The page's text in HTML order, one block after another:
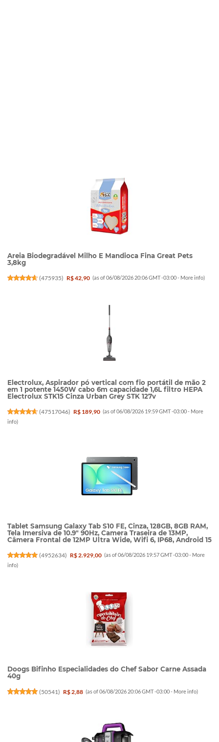
Areia Biodegradável Milho E Mandioca Fina Great Pets
3,8kg
(475935) R$ 42,90 (as of 06/08/2026 20:06 GMT -03:00 - More info)
Electrolux, Aspirador pó vertical com fio portátil de mão 2
em 1 potente 1450W cabo 6m capacidade 1,6L filtro HEPA
Electrolux STK15 Cinza Urban Grey STK 127v
(47517046) R$ 189,90 (as of 06/08/2026 19:59 GMT -03:00 - More
info)
Tablet Samsung Galaxy Tab S10 FE, Cinza, 128GB, 8GB RAM,
Tela Imersiva de 10.9" 90Hz, Camera Traseira de 13MP,
Câmera Frontal de 12MP Ultra Wide, Wifi 6, IP68, Android 15
(4952634) R$ 2.929,00 (as of 06/08/2026 19:57 GMT -03:00 - More
info)
Doogs Bifinho Especialidades do Chef Sabor Carne Assada
40g
(50541) R$ 2,88 (as of 06/08/2026 20:06 GMT -03:00 - More info)